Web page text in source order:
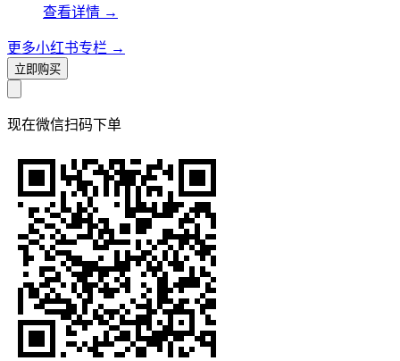
查看详情 →
更多小红书专栏 →
立即购买
现在微信扫码下单